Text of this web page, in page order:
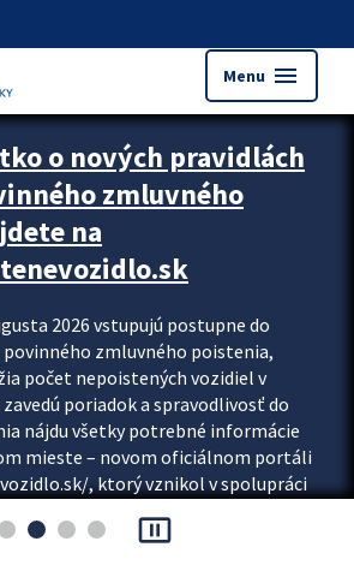
Menu menu
upútavok
o nových pravidlách
zmluvného
na
2026 vstupujú postupne do
povinného zmluvného poistenia,
počet nepoistených vozidiel v
poriadok a spravodlivosť do
nájdu všetky potrebné informácie
mieste – novom oficiálnom portáli
, ktorý vznikol v spolupráci
a Ministerstva vnútra SR.
pause_presentation